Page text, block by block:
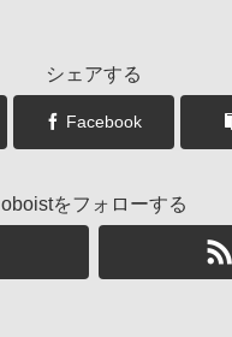
シェアする
Facebook
oboistをフォローする